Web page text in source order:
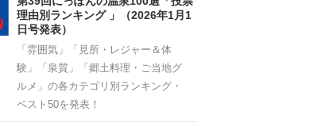
理由別ランキング 」（2026年1月1
日号発表）
「雰囲気」「見所・レジャー＆体
験」「泉質」「郷土料理・ご当地グ
ルメ」の各カテゴリ別ランキング・
ベスト50を発表！